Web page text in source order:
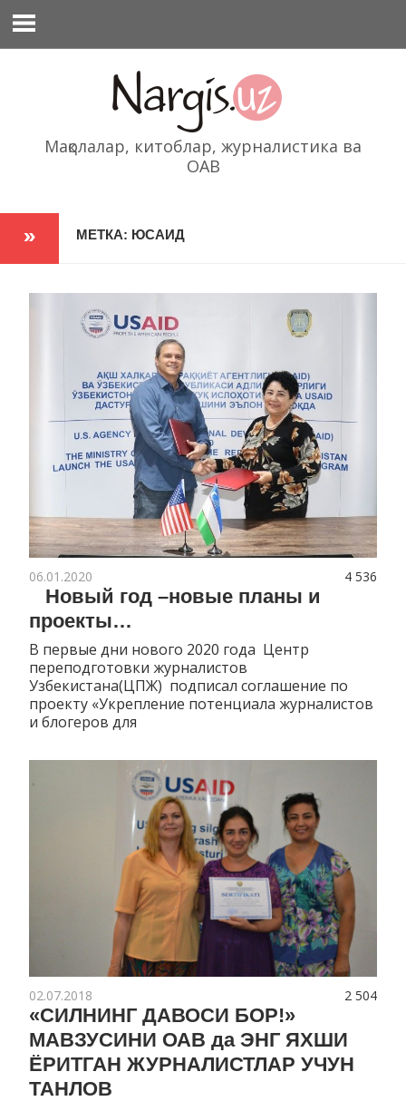
содержимому
Мақолалар, китоблар, журналистика ва
ОАВ
МЕТКА: ЮСАИД
4 536
06.01.2020
Новый год –новые планы и
проекты…
В первые дни нового 2020 года Центр
переподготовки журналистов
Узбекистана(ЦПЖ) подписал соглашение по
проекту «Укрепление потенциала журналистов
и блогеров для
2 504
02.07.2018
«СИЛНИНГ ДАВОСИ БОР!»
МАВЗУСИНИ ОАВ да ЭНГ ЯХШИ
ЁРИТГАН ЖУРНАЛИСТЛАР УЧУН
ТАНЛОВ